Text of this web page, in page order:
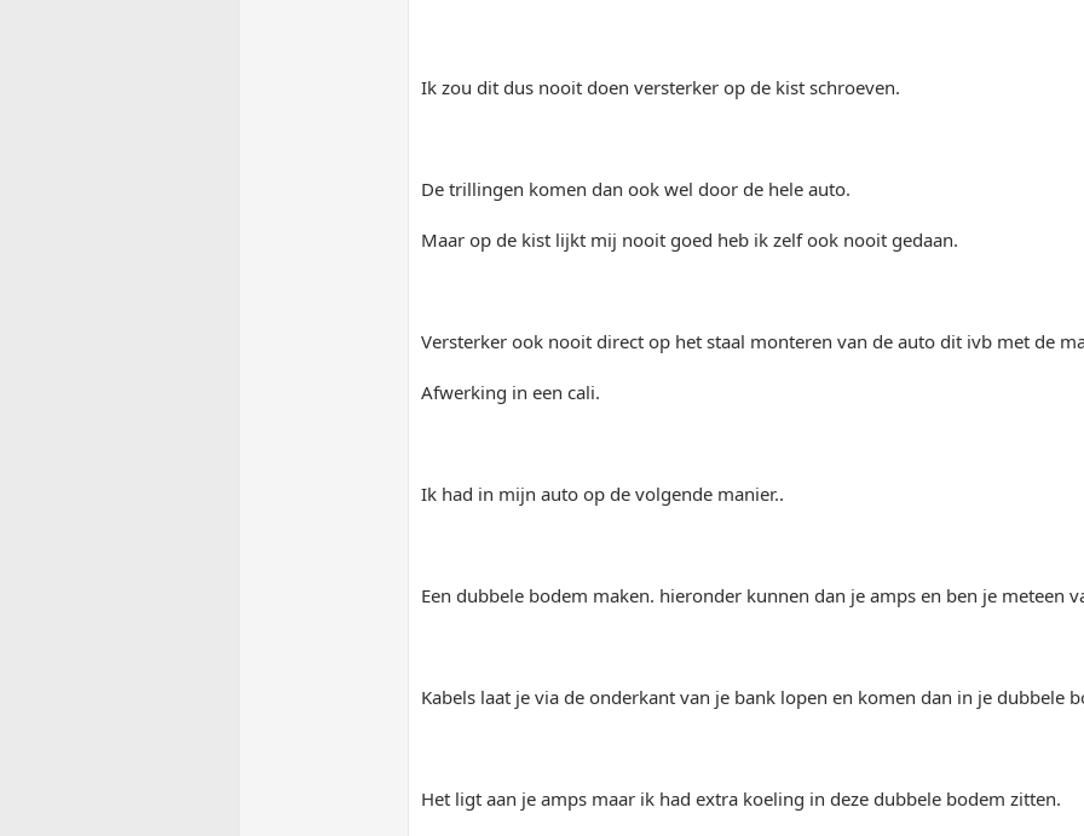
Ik zou dit dus nooit doen versterker op de kist schroeven.
De trillingen komen dan ook wel door de hele auto.
Maar op de kist lijkt mij nooit goed heb ik zelf ook nooit gedaan.
Versterker ook nooit direct op het staal monteren van de auto dit ivb met de
Afwerking in een cali.
Ik had in mijn auto op de volgende manier..
Een dubbele bodem maken. hieronder kunnen dan je amps en ben je meteen
Kabels laat je via de onderkant van je bank lopen en komen dan in je dubbele
Het ligt aan je amps maar ik had extra koeling in deze dubbele bodem zitten.